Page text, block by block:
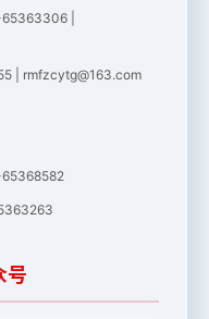
|
| rmfzcytg@163.com
号